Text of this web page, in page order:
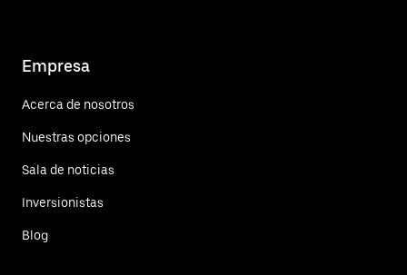
Empresa
Acerca de nosotros
Nuestras opciones
Sala de noticias
Inversionistas
Blog